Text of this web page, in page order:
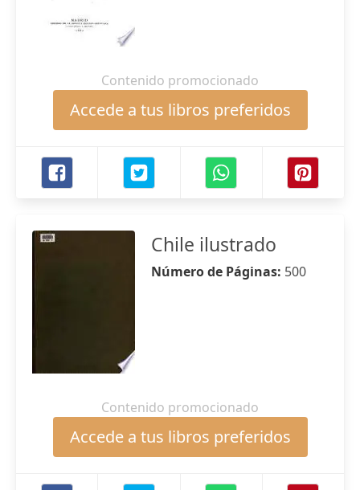
Contenido promocionado
Accede a tus libros preferidos
Chile ilustrado
Número de Páginas: 500
Contenido promocionado
Accede a tus libros preferidos